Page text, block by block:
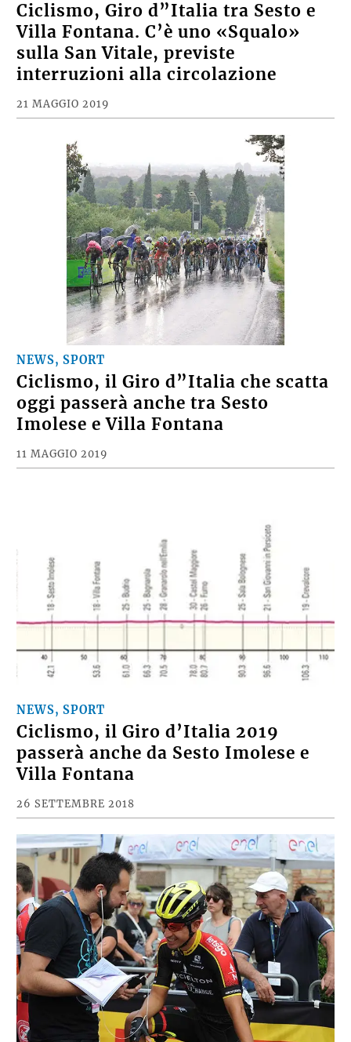
Ciclismo, Giro d”Italia tra Sesto e
Villa Fontana. C’è uno «Squalo»
sulla San Vitale, previste
interruzioni alla circolazione
21 MAGGIO 2019
NEWS, SPORT
Ciclismo, il Giro d”Italia che scatta
oggi passerà anche tra Sesto
Imolese e Villa Fontana
11 MAGGIO 2019
NEWS, SPORT
Ciclismo, il Giro d’Italia 2019
passerà anche da Sesto Imolese e
Villa Fontana
26 SETTEMBRE 2018